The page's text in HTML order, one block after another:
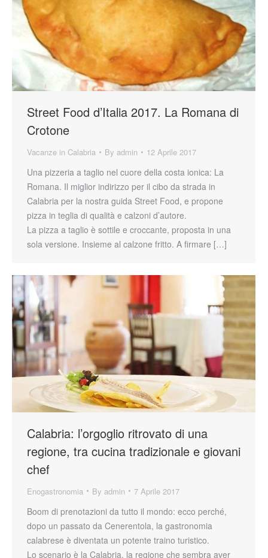
Street Food d’Italia 2017. La Romana di
Crotone
Vacanze in Calabria By admin 12 Aprile 2017
Una pizzeria a taglio nel cuore della costa ionica: La
Romana. Il miglior indirizzo per il cibo da strada in
Calabria per la nostra guida Street Food, e propone
pizza in teglia di qualità e calzoni d’autore.
La pizza a taglio è sottile e croccante, proposta in una
sola versione. Insieme al calzone fritto. A firmare […]
Calabria: l’orgoglio ritrovato di una
regione, tra cucina tradizionale e giovani
chef
Enogastronomia By admin 7 Aprile 2017
Boom di prenotazioni da tutto il mondo: ecco perché,
dopo un passato da Cenerentola, la gastronomia
calabrese è diventata un potente traino turistico.
Lo scenario è la Calabria, la regione che sembra aver